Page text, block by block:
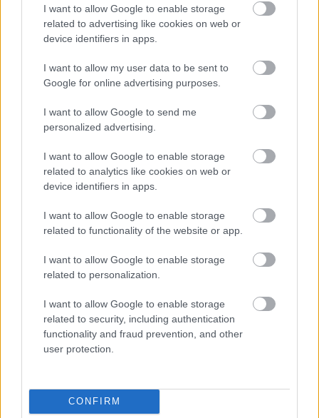
I want to allow Google to enable storage
related to advertising like cookies on web or
device identifiers in apps.
I want to allow my user data to be sent to
Google for online advertising purposes.
I want to allow Google to send me
personalized advertising.
I want to allow Google to enable storage
related to analytics like cookies on web or
device identifiers in apps.
I want to allow Google to enable storage
related to functionality of the website or app.
I want to allow Google to enable storage
related to personalization.
I want to allow Google to enable storage
related to security, including authentication
functionality and fraud prevention, and other
user protection.
CONFIRM
Στο κεφάλαιο "Μέση Ανατολή", ο Υπουργός
Εξωτερικών Μάρκο Ρούμπιο δήλωσε στους
πρέπει να γνωρίζουν κάτι σήμερα» σχετικά με την
απάντηση του Ιράν στην πρόταση ειρήνης. Αυτό